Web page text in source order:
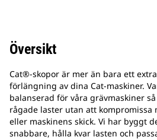
Översikt
Cat®-skopor är mer än bara ett
förlängning av dina Cat-maskiner.
balanserad för våra grävmaskiner
rågade laster utan att
eller maskinens skick. Vi har byggt
snabbare, hålla kvar lasten och